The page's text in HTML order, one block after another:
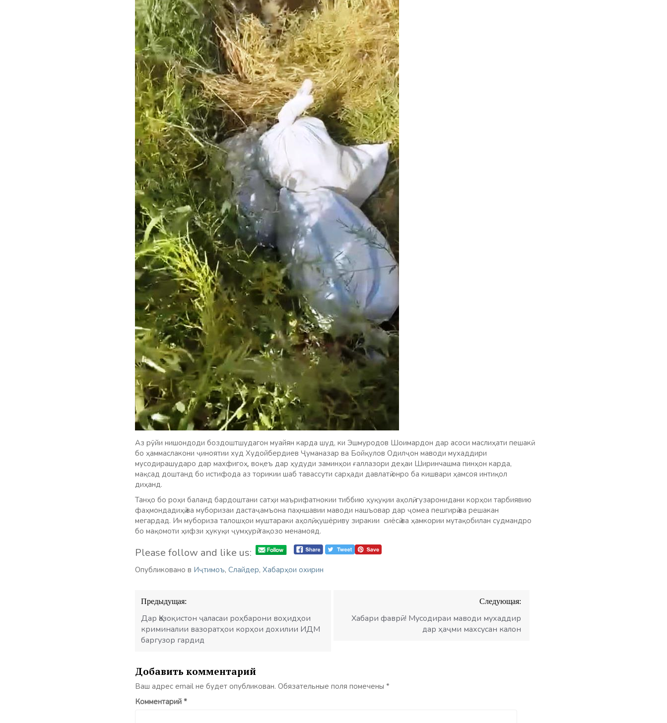
Аз рӯйи нишондоди боздоштшудагон муайян карда шуд, ки Эшмуродов Шоимардон дар асоси маслиҳати пешакӣ
бо ҳаммаслакони ҷиноятии худ Худойбердиев Ҷуманазар ва Бойқулов Одилҷон маводи мухаддири
мусодирашударо дар махфигоҳ, воқеъ дар ҳудуди заминҳои ғаллазори деҳаи Ширинчашма пинҳон карда,
мақсад доштанд бо истифода аз торикии шаб тавассути сарҳади давлатӣ онро ба кишвари ҳамсоя интиқол
диҳанд.
Танҳо бо роҳи баланд бардоштани сатҳи маърифатнокии тиббию ҳуқуқии аҳолӣ, гузаронидани корҳои тарбиявию
фаҳмондадиҳӣ ва муборизаи дастаҷамъона паҳншавии маводи нашъовар дар ҷомеа пешгирӣ ва решакан
мегардад. Ин мубориза талошҳои муштараки аҳолӣ, ҳушёриву зиракии сиёсӣ ва ҳамкории мутақобилан судмандро
бо мақомоти ҳифзи ҳукуқи ҷумҳурӣ тақозо менамояд.
Please follow and like us:
Опубликовано в Иҷтимоъ, Слайдер, Хабарҳои охирин
Навигация
по
записям
Предыдущая:
Дар Қазоқистон ҷаласаи роҳбарони воҳидҳои
криминалии вазоратҳои корҳои дохилии ИДМ
баргузор гардид
Следующая:
Хабари фаврӣ! Мусодираи маводи мухаддир
дар ҳаҷми махсусан калон
Добавить комментарий
Ваш адрес email не будет опубликован. Обязательные поля помечены *
Комментарий *